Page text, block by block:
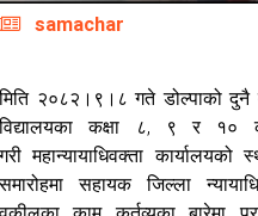
samachar
मिति २०८२।९।८ गते डोल्पाको दुनै
विद्यालयका कक्षा ८, ९ र १०
गरी महान्यायाधिवक्ता
समारोहमा सहायक जिल्ला